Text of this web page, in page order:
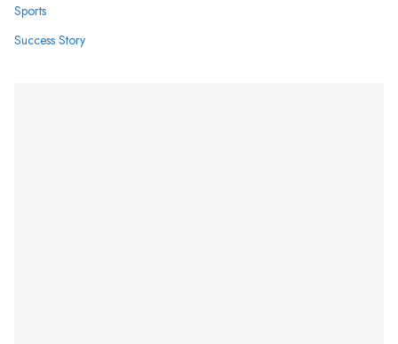
Sports
Success Story